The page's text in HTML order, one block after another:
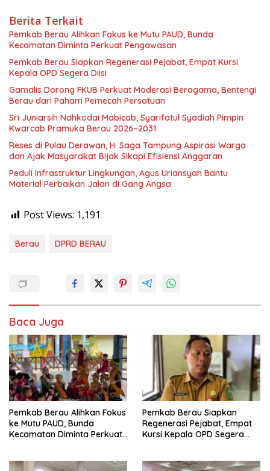
Berita Terkait
Pemkab Berau Alihkan Fokus ke Mutu PAUD, Bunda
Kecamatan Diminta Perkuat Pengawasan
Pemkab Berau Siapkan Regenerasi Pejabat, Empat Kursi
Kepala OPD Segera Diisi
Gamalis Dorong FKUB Perkuat Moderasi Beragama, Bentengi
Berau dari Paham Pemecah Persatuan
Sri Juniarsih Nahkodai Mabicab, Syarifatul Syadiah Pimpin
Kwarcab Pramuka Berau 2026–2031
Reses di Pulau Derawan, H. Saga Tampung Aspirasi Warga
dan Ajak Masyarakat Bijak Sikapi Efisiensi Anggaran
Peduli Infrastruktur Lingkungan, Agus Uriansyah Bantu
Material Perbaikan Jalan di Gang Angsa
Post Views: 1,191
Berau DPRD BERAU
Baca Juga
Pemkab Berau Alihkan Fokus
ke Mutu PAUD, Bunda
Kecamatan Diminta Perkuat
Pemkab Berau Siapkan
Regenerasi Pejabat, Empat
Kursi Kepala OPD Segera